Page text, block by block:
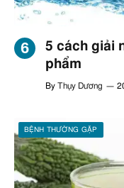
5 cách giải
phẩm
By Thụy Dương
BỆNH THƯỜNG GẶP